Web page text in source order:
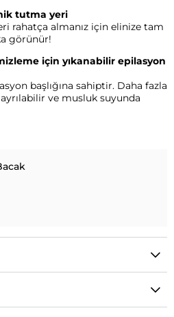
tutma yeri
rahatça almanız için elinize tam
görünür!
için yıkanabilir epilasyon
başlığına sahiptir. Daha fazla
ve musluk suyunda